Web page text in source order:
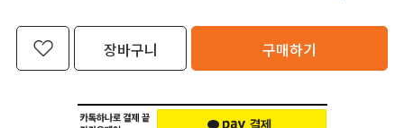
장바구니 구매하기